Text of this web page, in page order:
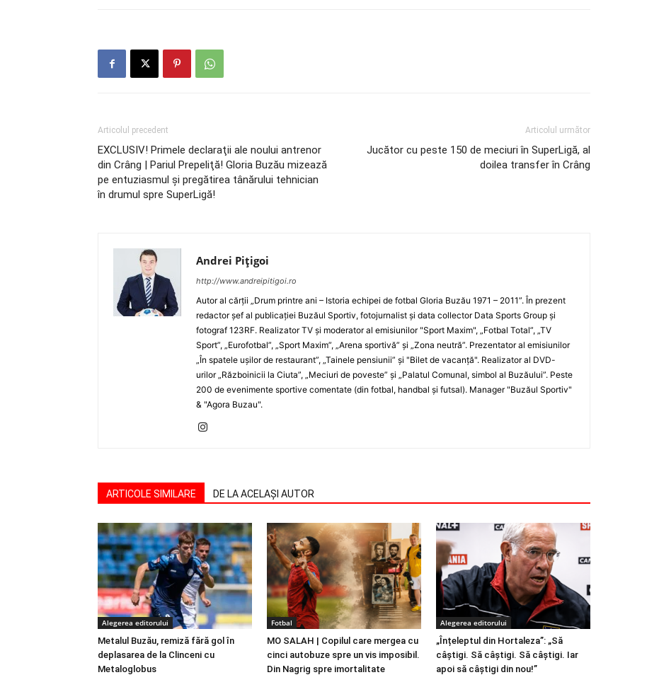
Articolul precedent
EXCLUSIV! Primele declaraţii ale noului antrenor
din Crâng | Pariul Prepeliţă! Gloria Buzău mizează
pe entuziasmul şi pregătirea tânărului tehnician
în drumul spre SuperLigă!
Articolul următor
Jucător cu peste 150 de meciuri în SuperLigă, al
doilea transfer în Crâng
Andrei Pițigoi
http://www.andreipitigoi.ro
Autor al cărţii „Drum printre ani – Istoria echipei de fotbal Gloria Buzău 1971 – 2011”. În prezent
redactor şef al publicaţiei Buzăul Sportiv, fotojurnalist şi data collector Data Sports Group şi
fotograf 123RF. Realizator TV şi moderator al emisiunilor "Sport Maxim", „Fotbal Total”, „TV
Sport”, „Eurofotbal”, „Sport Maxim”, „Arena sportivă” şi „Zona neutră”. Prezentator al emisiunilor
„În spatele uşilor de restaurant”, „Tainele pensiunii” şi "Bilet de vacanţă". Realizator al DVD-
urilor „Războinicii la Ciuta”, „Meciuri de poveste” şi „Palatul Comunal, simbol al Buzăului”. Peste
200 de evenimente sportive comentate (din fotbal, handbal şi futsal). Manager "Buzăul Sportiv"
& "Agora Buzau".
ARTICOLE SIMILARE DE LA ACELAȘI AUTOR
Alegerea editorului
Metalul Buzău, remiză fără gol în
deplasarea de la Clinceni cu
Metaloglobus
Fotbal
MO SALAH | Copilul care mergea cu
cinci autobuze spre un vis imposibil.
Din Nagrig spre imortalitate
Alegerea editorului
„Înțeleptul din Hortaleza”: „Să
câștigi. Să câștigi. Să câștigi. Iar
apoi să câștigi din nou!”